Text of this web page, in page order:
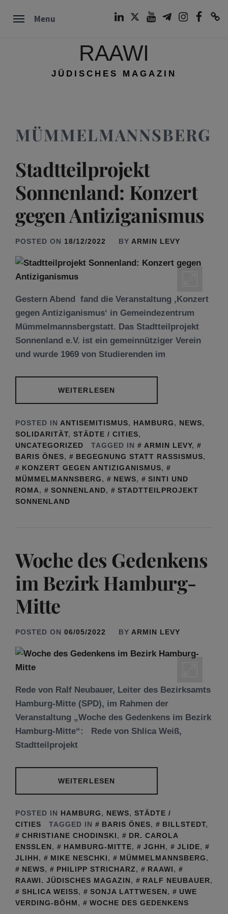
Menu
RAAWI
JÜDISCHES MAGAZIN
MÜMMELMANNSBERG
Stadtteilprojekt
Sonnenland: Konzert
gegen Antiziganismus
POSTED ON 18/12/2022 BY ARMIN LEVY
Gestern Abend fand die Veranstaltung ‚Konzert
gegen Antiziganismus‘ in Gemeindezentrum
Mümmelmannsbergstatt. Das Stadtteilprojekt
Sonnenland e.V. ist ein gemeinnütziger Verein
und wurde 1969 von Studierenden im
WEITERLESEN
POSTED IN ANTISEMITISMUS, HAMBURG, NEWS,
SOLIDARITÄT, STÄDTE / CITIES,
UNCATEGORIZED
TAGGED IN ARMIN LEVY,
BARIS ÖNES, BEGEGNUNG STATT RASSISMUS,
KONZERT GEGEN ANTIZIGANISMUS,
MÜMMELMANNSBERG, NEWS,
SINTI UND
ROMA, SONNENLAND,
STADTTEILPROJEKT
SONNENLAND
Woche des Gedenkens
im Bezirk Hamburg-
Mitte
POSTED ON 06/05/2022 BY ARMIN LEVY
Rede von Ralf Neubauer, Leiter des Bezirksamts
Hamburg-Mitte (SPD), im Rahmen der
Veranstaltung „Woche des Gedenkens im Bezirk
Hamburg-Mitte“: Rede von Shlica Weiß,
Stadtteilprojekt
WEITERLESEN
POSTED IN HAMBURG, NEWS, STÄDTE /
CITIES
TAGGED IN BARIS ÖNES, BILLSTEDT,
CHRISTIANE CHODINSKI,
DR. CAROLA
ENSSLEN, HAMBURG-MITTE, JGHH, JLIDE,
JLIHH, MIKE NESCHKI, MÜMMELMANNSBERG,
NEWS, PHILIPP STRICHARZ, RAAWI,
RAAWI. JÜDISCHES MAGAZIN, RALF NEUBAUER,
SHLICA WEISS
, SONJA LATTWESEN,
UWE
VERDING-BÖHM, WOCHE DES GEDENKENS